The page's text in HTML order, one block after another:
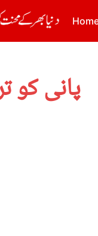
پانی کو